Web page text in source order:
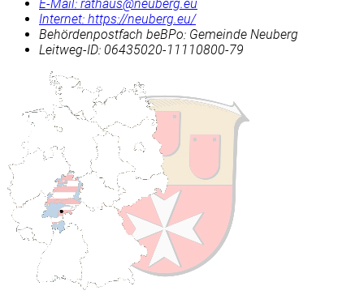
E-Mail: rathaus@neuberg.eu
Internet: https://neuberg.eu/
Behördenpostfach beBPo: Gemeinde Neuberg
Leitweg-ID: 06435020-11110800-79